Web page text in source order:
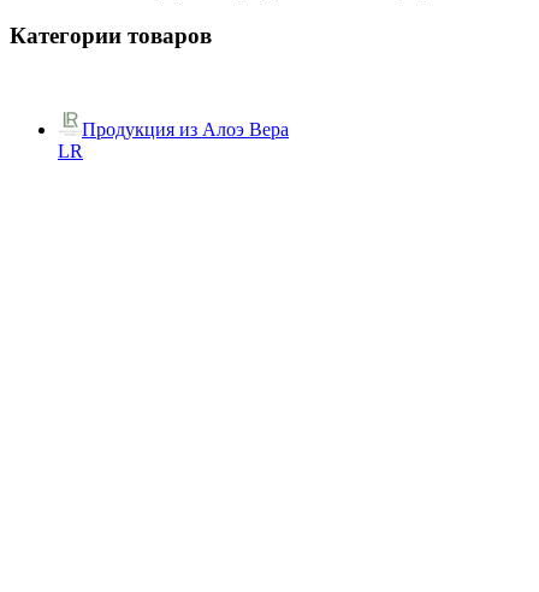
Категории товаров
Продукция из Алоэ Вера
LR